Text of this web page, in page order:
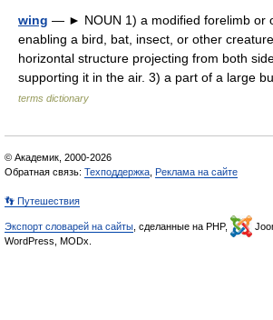
wing — ► NOUN 1) a modified forelimb or
enabling a bird, bat, insect, or other
horizontal structure projecting from both
supporting it in the air. 3) a part of a large
terms dictionary
© Академик, 2000-2026
Обратная связь: Техподдержка Реклама на сайте
👣 Путешествия
Экспорт словарей на сайты , сделанные на PHP,
WordPress, MODx.